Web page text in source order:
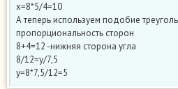
х=8*5/4=10
А теперь используем подобие
пропорциональность сторон
8+4=12 -нижняя сторона угла
8/12=у/7,5
у=8*7,5/12=5